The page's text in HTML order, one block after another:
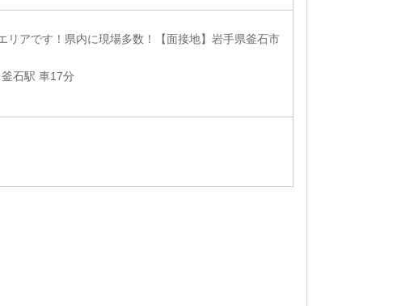
アです！県内に現場多数！【面接地】岩手県釜石市
石駅 車17分